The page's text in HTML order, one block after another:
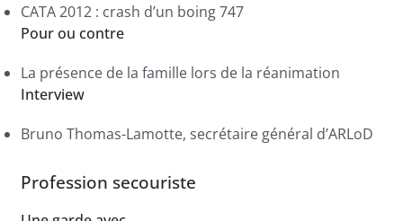
CATA 2012 : crash d’un boing 747
Pour ou contre
La présence de la famille lors de la réanimation
Interview
Bruno Thomas-Lamotte, secrétaire général d’ARLoD
Profession secouriste